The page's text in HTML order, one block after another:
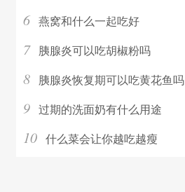
6 燕窝和什么一起吃好
7 胰腺炎可以吃胡椒粉吗
8 胰腺炎恢复期可以吃黄花鱼吗
9 过期的洗面奶有什么用途
10 什么菜会让你越吃越瘦